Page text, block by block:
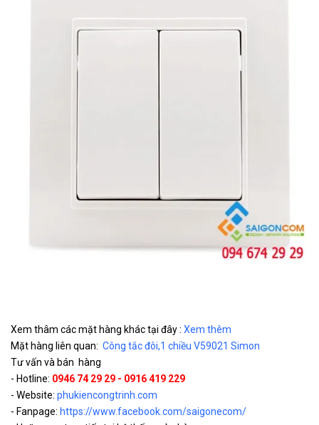
Xem thâm các mặt hàng khác tại đây : Xem thêm
Mặt hàng liên quan: Công tắc đôi,1 chiều V59021 Simon
Tư vấn và bán hàng
- Hotline: 0946 74 29 29 - 0916 419 229
- Website: phukiencongtrinh.com
- Fanpage: https://www.facebook.com/saigonecom/